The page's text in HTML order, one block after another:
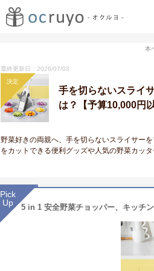
本
最終更新日：2026/07/03
決定
手を切らないスライ
は？【予算10,000円以
野菜好きの両親へ、手を切らないスライサー
をカットできる便利グッズや人気の野菜カッタ
Pick
Up